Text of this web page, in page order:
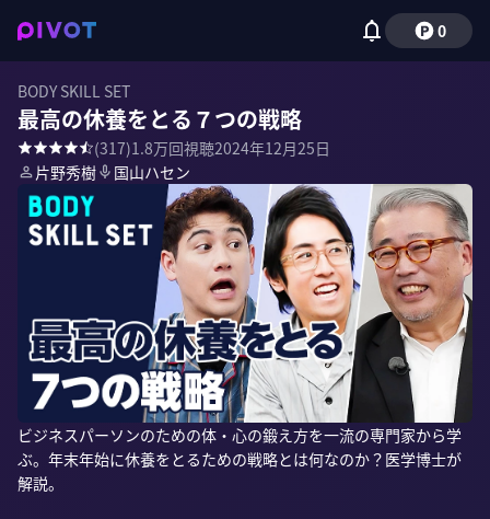
0
BODY SKILL SET
最高の休養をとる７つの戦略
(317)1.8万回視聴2024年12月25日
片野秀樹
国山ハセン
ビジネスパーソンのための体・心の鍛え方を一流の専門家から学
ぶ。年末年始に休養をとるための戦略とは何なのか？医学博士が
解説。